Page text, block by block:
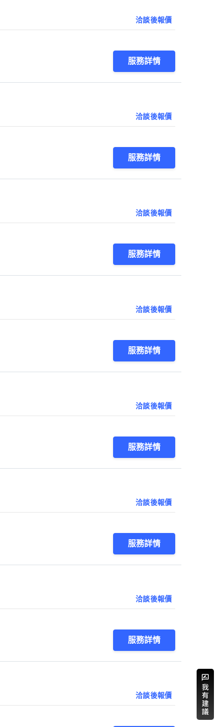
洽談後報價
服務詳情
洽談後報價
服務詳情
洽談後報價
服務詳情
洽談後報價
服務詳情
洽談後報價
服務詳情
洽談後報價
服務詳情
洽談後報價
服務詳情
洽談後報價